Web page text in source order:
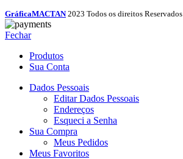
GráficaMACTAN 2023 Todos os direitos Reservados
Fechar
Produtos
Sua Conta
Dados Pessoais
Editar Dados Pessoais
Endereços
Esqueci a Senha
Sua Compra
Meus Pedidos
Meus Favoritos